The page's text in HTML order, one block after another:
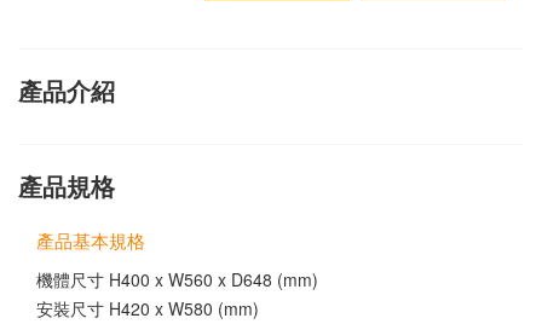
產品介紹
產品規格
產品基本規格
機體尺寸 H400 x W560 x D648 (mm)
安裝尺寸 H420 x W580 (mm)